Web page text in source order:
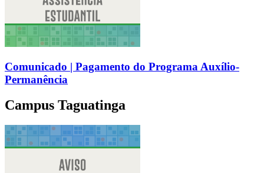
Comunicado | Pagamento do Programa Auxílio-
Permanência
Campus Taguatinga